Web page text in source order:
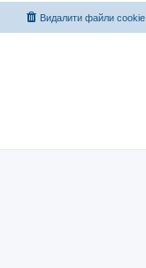
Видалити файли cookie